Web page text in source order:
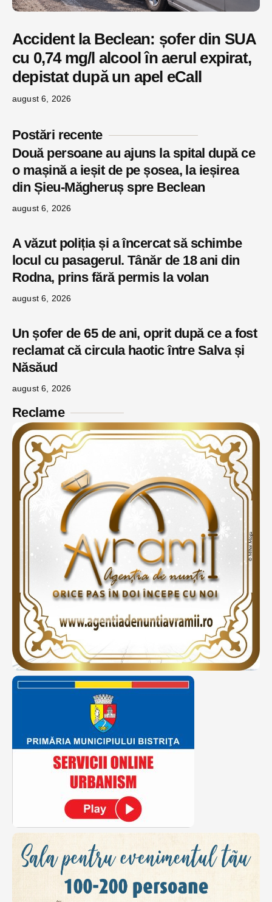
Accident la Beclean: șofer din SUA
cu 0,74 mg/l alcool în aerul expirat,
depistat după un apel eCall
august 6, 2026
Postări recente
Două persoane au ajuns la spital după ce
o mașină a ieșit de pe șosea, la ieșirea
din Șieu-Măgheruș spre Beclean
august 6, 2026
A văzut poliția și a încercat să schimbe
locul cu pasagerul. Tânăr de 18 ani din
Rodna, prins fără permis la volan
august 6, 2026
Un șofer de 65 de ani, oprit după ce a fost
reclamat că circula haotic între Salva și
Năsăud
august 6, 2026
Reclame